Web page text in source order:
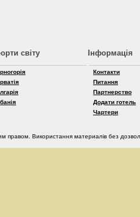
світу Інформація
Контакти
Питання
Партнерство
Додати готель
Чартери
правом. Використання материалів без